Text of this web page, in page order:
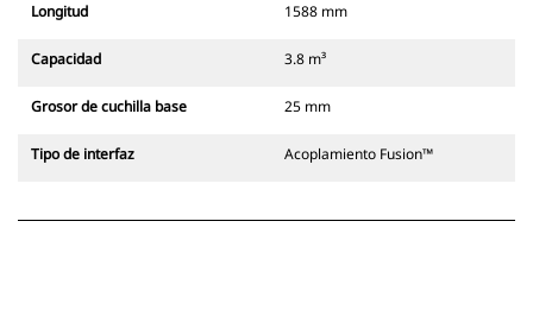
Longitud 1588 mm
Capacidad 3.8 m³
Grosor de cuchilla base 25 mm
Tipo de interfaz Acoplamiento Fusion™